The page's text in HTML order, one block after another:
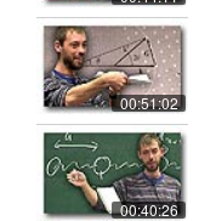
00:51:02
00:40:26